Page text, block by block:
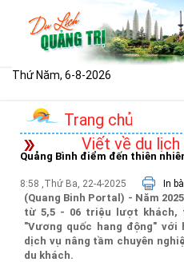
Thứ Năm, 6-8-2026
Trang chủ
Viết về du lịch
Quảng Bình điểm đến thiên
8:58 ,Thứ Ba, 22-4-2025 In
(Quang Binh Portal) - Năm
từ 5,5 - 06 triệu lượt khách,
"Vương quốc hang động"
dịch vụ nâng tầm chuyên
du khách.